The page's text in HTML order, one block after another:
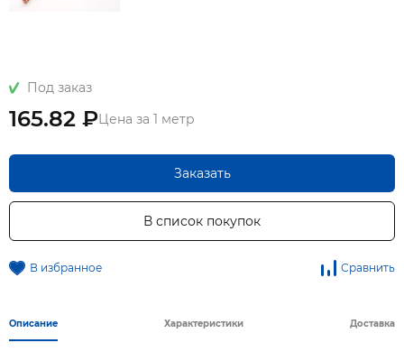
Под заказ
165.82 ₽Цена за 1 метр
Заказать
В список покупок
В избранное Сравнить
Описание Характеристики Доставка